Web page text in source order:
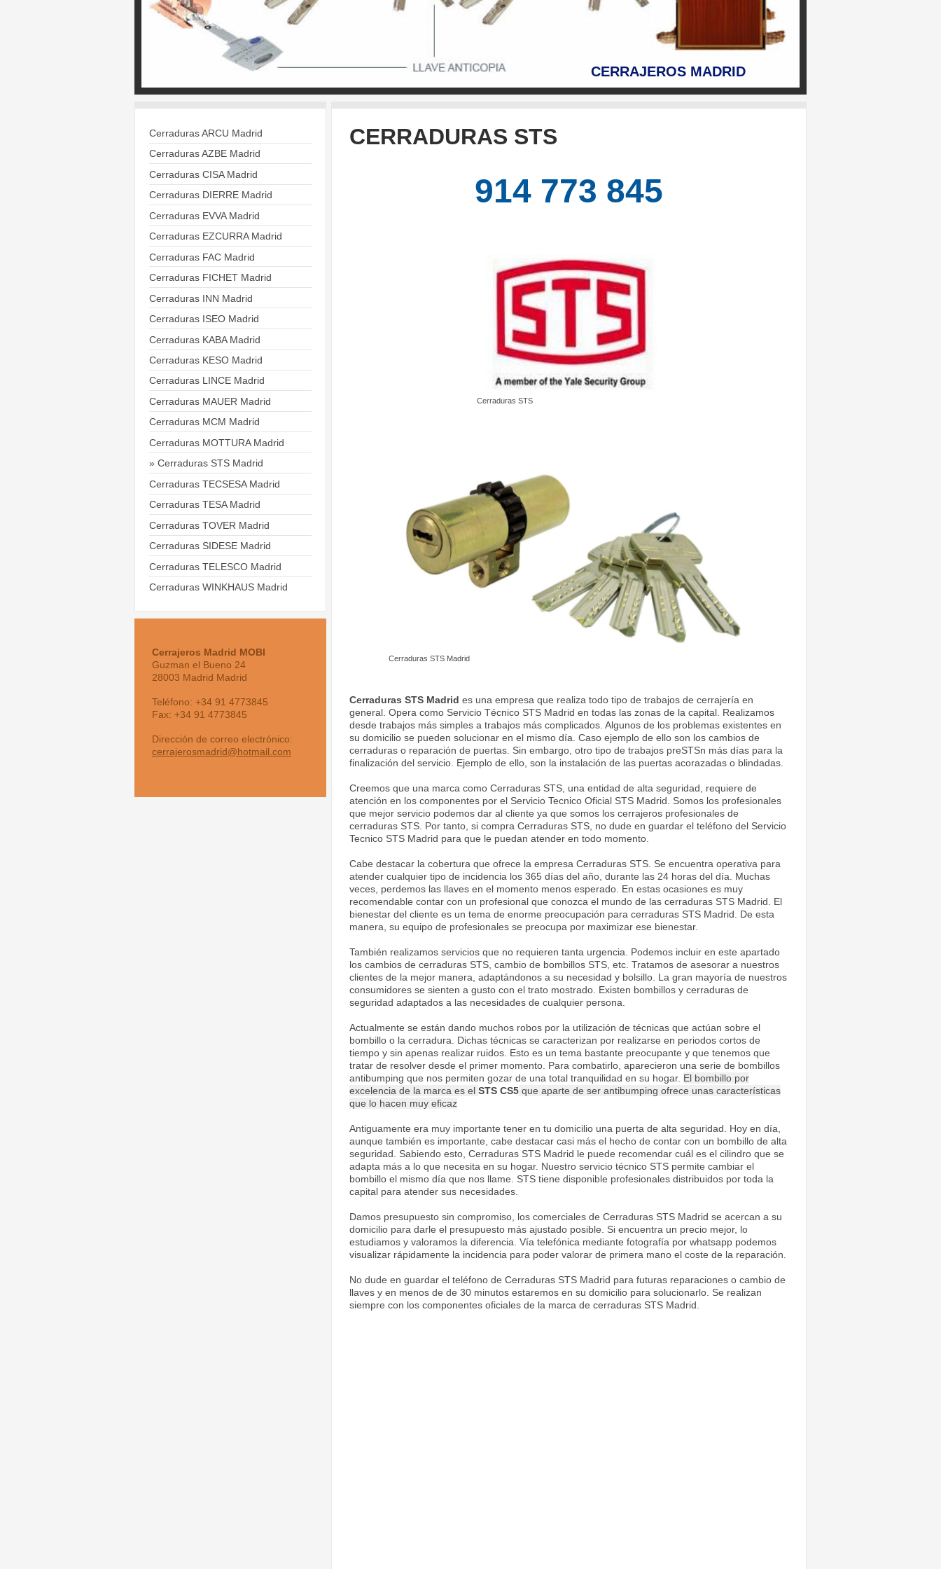
CERRAJEROS MADRID
CERRADURAS STS
914 773 845
Cerraduras STS
Cerraduras STS Madrid
Cerraduras STS Madrid es una empresa que realiza todo tipo de trabajos de cerrajería en
general. Opera como Servicio Técnico STS Madrid en todas las zonas de la capital. Realizamos
desde trabajos más simples a trabajos más complicados. Algunos de los problemas existentes en
su domicilio se pueden solucionar en el mismo día. Caso ejemplo de ello son los cambios de
cerraduras o reparación de puertas. Sin embargo, otro tipo de trabajos preSTSn más días para la
finalización del servicio. Ejemplo de ello, son la instalación de las puertas acorazadas o blindadas.
Creemos que una marca como Cerraduras STS, una entidad de alta seguridad, requiere de
atención en los componentes por el Servicio Tecnico Oficial STS Madrid. Somos los profesionales
que mejor servicio podemos dar al cliente ya que somos los cerrajeros profesionales de
cerraduras STS. Por tanto, si compra Cerraduras STS, no dude en guardar el teléfono del Servicio
Tecnico STS Madrid para que le puedan atender en todo momento.
Cabe destacar la cobertura que ofrece la empresa Cerraduras STS. Se encuentra operativa para
atender cualquier tipo de incidencia los 365 días del año, durante las 24 horas del día. Muchas
veces, perdemos las llaves en el momento menos esperado. En estas ocasiones es muy
recomendable contar con un profesional que conozca el mundo de las cerraduras STS Madrid. El
bienestar del cliente es un tema de enorme preocupación para cerraduras STS Madrid. De esta
manera, su equipo de profesionales se preocupa por maximizar ese bienestar.
También realizamos servicios que no requieren tanta urgencia. Podemos incluir en este apartado
los cambios de cerraduras STS, cambio de bombillos STS, etc. Tratamos de asesorar a nuestros
clientes de la mejor manera, adaptándonos a su necesidad y bolsillo. La gran mayoría de nuestros
consumidores se sienten a gusto con el trato mostrado. Existen bombillos y cerraduras de
seguridad adaptados a las necesidades de cualquier persona.
Actualmente se están dando muchos robos por la utilización de técnicas que actúan sobre el
bombillo o la cerradura. Dichas técnicas se caracterizan por realizarse en periodos cortos de
tiempo y sin apenas realizar ruidos. Esto es un tema bastante preocupante y que tenemos que
tratar de resolver desde el primer momento. Para combatirlo, aparecieron una serie de bombillos
antibumping que nos permiten gozar de una total tranquilidad en su hogar. El bombillo por
excelencia de la marca es elSTS CS5 que aparte de ser antibumping ofrece unas características
que lo hacen muy eficaz
Antiguamente era muy importante tener en tu domicilio una puerta de alta seguridad. Hoy en día,
aunque también es importante, cabe destacar casi más el hecho de contar con un bombillo de alta
seguridad. Sabiendo esto, Cerraduras STS Madrid le puede recomendar cuál es el cilindro que se
adapta más a lo que necesita en su hogar. Nuestro servicio técnico STS permite cambiar el
bombillo el mismo día que nos llame. STS tiene disponible profesionales distribuidos por toda la
capital para atender sus necesidades.
Damos presupuesto sin compromiso, los comerciales de Cerraduras STS Madrid se acercan a su
domicilio para darle el presupuesto más ajustado posible. Si encuentra un precio mejor, lo
estudiamos y valoramos la diferencia. Vía telefónica mediante fotografía por whatsapp podemos
visualizar rápidamente la incidencia para poder valorar de primera mano el coste de la reparación.
No dude en guardar el teléfono de Cerraduras STS Madrid para futuras reparaciones o cambio de
llaves y en menos de de 30 minutos estaremos en su domicilio para solucionarlo. Se realizan
siempre con los componentes oficiales de la marca de cerraduras STS Madrid.
Cerraduras ARCU Madrid
Cerraduras AZBE Madrid
Cerraduras CISA Madrid
Cerraduras DIERRE Madrid
Cerraduras EVVA Madrid
Cerraduras EZCURRA Madrid
Cerraduras FAC Madrid
Cerraduras FICHET Madrid
Cerraduras INN Madrid
Cerraduras ISEO Madrid
Cerraduras KABA Madrid
Cerraduras KESO Madrid
Cerraduras LINCE Madrid
Cerraduras MAUER Madrid
Cerraduras MCM Madrid
Cerraduras MOTTURA Madrid
Cerraduras STS Madrid
Cerraduras TECSESA Madrid
Cerraduras TESA Madrid
Cerraduras TOVER Madrid
Cerraduras SIDESE Madrid
Cerraduras TELESCO Madrid
Cerraduras WINKHAUS Madrid
Cerrajeros Madrid MOBI
Guzman el Bueno 24
28003 Madrid Madrid
Teléfono: +34 91 4773845
Fax: +34 91 4773845
Dirección de correo electrónico:
cerrajerosmadrid@hotmail.com